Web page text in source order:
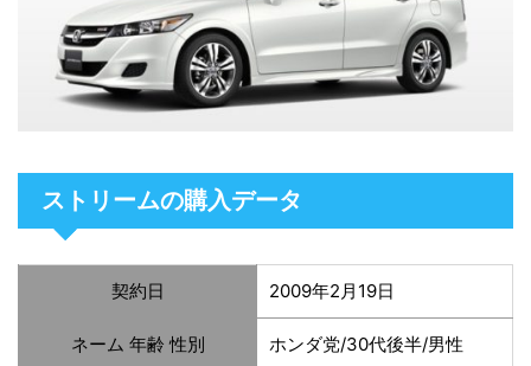
ストリームの購入データ
契約日 2009年2月19日
ネーム 年齢 性別 ホンダ党/30代後半/男性